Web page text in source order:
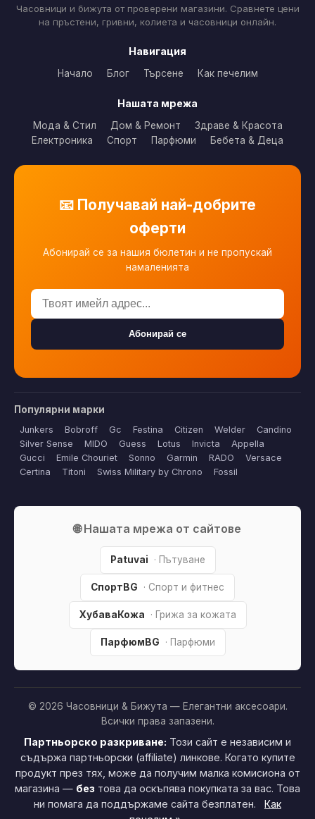
Часовници и бижута от проверени магазини. Сравнете цени
на пръстени, гривни, колиета и часовници онлайн.
Навигация
Начало Блог Търсене Как печелим
Нашата мрежа
Мода & Стил Дом & Ремонт
Здраве & Красота
Електроника
Спорт Парфюми Бебета & Деца
📧 Получавай най-добрите
оферти
Абонирай се за нашия бюлетин и не пропускай
намаленията
Абонирай се
Популярни марки
Junkers Bobroff Gc Festina Citizen Welder
Candino
Silver Sense
MIDO Guess Lotus Invicta
Appella
Gucci
Emile Chouriet Sonno Garmin RADO
Versace
Certina
Titoni Swiss Military by Chrono Fossil
🌐 Нашата мрежа от сайтове
Patuvai · Пътуване
СпортBG · Спорт и фитнес
ХубаваКожа · Грижа за кожата
ПарфюмBG · Парфюми
© 2026 Часовници & Бижута — Елегантни аксесоари.
Всички права запазени.
Партньорско разкриване: Този сайт е независим и
съдържа партньорски (affiliate) линкове. Когато купите
продукт през тях, може да получим малка комисиона от
магазина — без това да оскъпява покупката за вас. Това
ни помага да поддържаме сайта безплатен.
Как